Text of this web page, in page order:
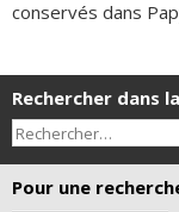
conservés dans
Rechercher dans
Pour une